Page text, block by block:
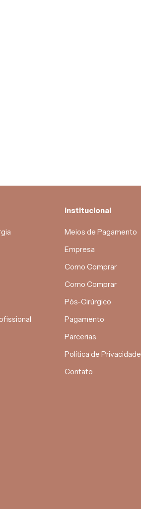
Institucional
Meios de Pagamento
Empresa
Como Comprar
Como Comprar
Pós-Cirúrgico
Pagamento
Parcerias
Política de Privacidade
Contato